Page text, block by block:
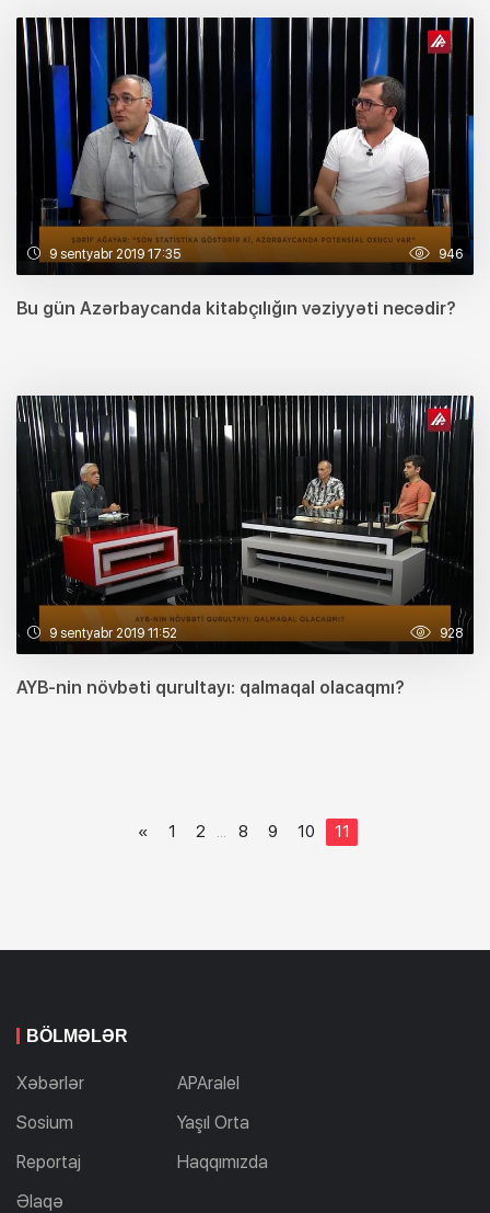
9 sentyabr 2019 17:35 946
Bu gün Azərbaycanda kitabçılığın vəziyyəti necədir?
9 sentyabr 2019 11:52 928
AYB-nin növbəti qurultayı: qalmaqal olacaqmı?
« 1 2 8 9 10 11
BÖLMƏLƏR
Xəbərlər
APAralel
Sosium
Yaşıl Orta
Reportaj
Haqqımızda
Əlaqə